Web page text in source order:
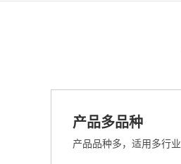
产品多品种
产品品种多，适用多行业